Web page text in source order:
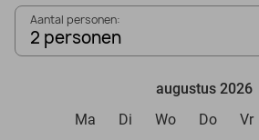
Aantal personen:
2 personen
augustus 2026
Ma
Di Wo Do Vr